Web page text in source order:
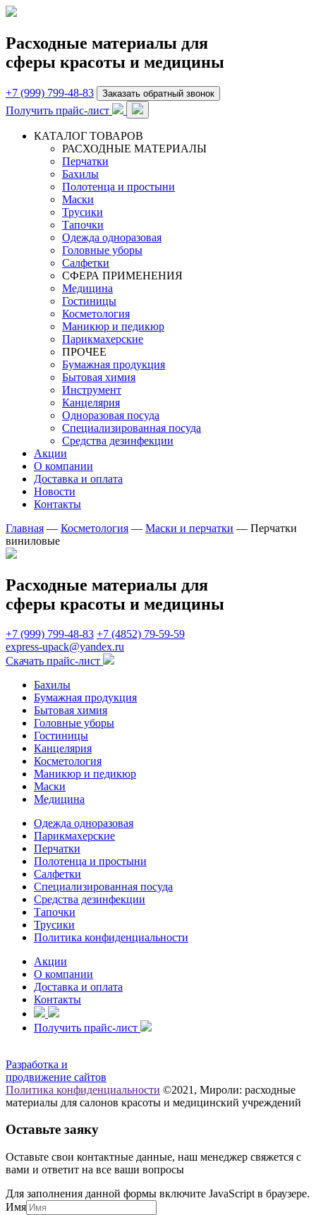
Расходные материалы для
сферы красоты и медицины
+7 (999) 799-48-83 Заказать обратный звонок
Получить прайс-лист
КАТАЛОГ ТОВАРОВ
РАСХОДНЫЕ МАТЕРИАЛЫ
Перчатки
Бахилы
Полотенца и простыни
Маски
Трусики
Тапочки
Одежда одноразовая
Головные уборы
Салфетки
СФЕРА ПРИМЕНЕНИЯ
Медицина
Гостиницы
Косметология
Маникюр и педикюр
Парикмахерские
ПРОЧЕЕ
Бумажная продукция
Бытовая химия
Инструмент
Канцелярия
Одноразовая посуда
Специализированная посуда
Средства дезинфекции
Акции
О компании
Доставка и оплата
Новости
Контакты
Главная — Косметология — Маски и перчатки — Перчатки
виниловые
Расходные материалы для
сферы красоты и медицины
+7 (999) 799-48-83 +7 (4852) 79-59-59
express-upack@yandex.ru
Скачать прайс-лист
Бахилы
Бумажная продукция
Бытовая химия
Головные уборы
Гостиницы
Канцелярия
Косметология
Маникюр и педикюр
Маски
Медицина
Одежда одноразовая
Парикмахерские
Перчатки
Полотенца и простыни
Салфетки
Специализированная посуда
Средства дезинфекции
Тапочки
Трусики
Политика конфиденциальности
Акции
О компании
Доставка и оплата
Контакты
Получить прайс-лист
Разработка и
продвижение сайтов
Политика конфиденциальности ©2021, Мироли: расходные
материалы для салонов красоты и медицинский учреждений
Оставьте заяку
Оставьте свои контактные данные, наш менеджер свяжется с
вами и ответит на все ваши вопросы
Для заполнения данной формы включите JavaScript в браузере.
Имя